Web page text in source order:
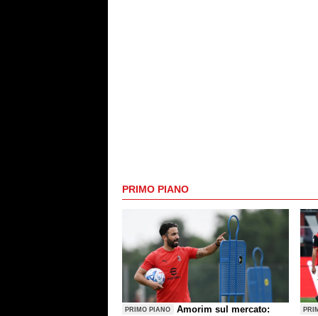
PRIMO PIANO
PRIMO PIANO
Amorim sul mercato: